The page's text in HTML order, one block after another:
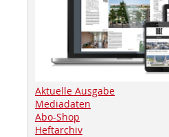
Aktuelle Ausgabe
Mediadaten
Abo-Shop
Heftarchiv